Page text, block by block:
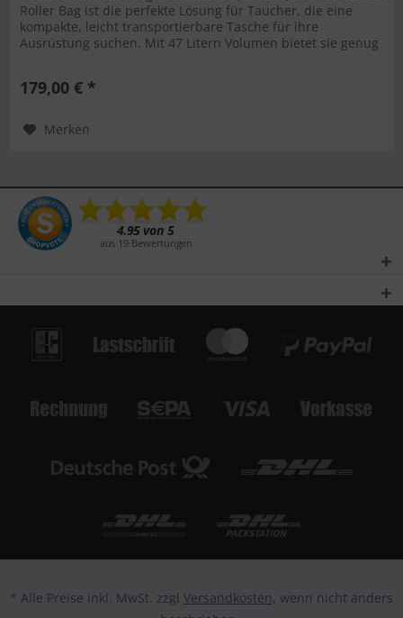
Roller Bag ist die perfekte Lösung für Taucher, die eine
kompakte, leicht transportierbare Tasche für ihre
Ausrüstung suchen. Mit 47 Litern Volumen bietet sie genug
179,00 € *
Merken
* Alle Preise inkl. MwSt. zzgl Versandkosten, wenn nicht anders